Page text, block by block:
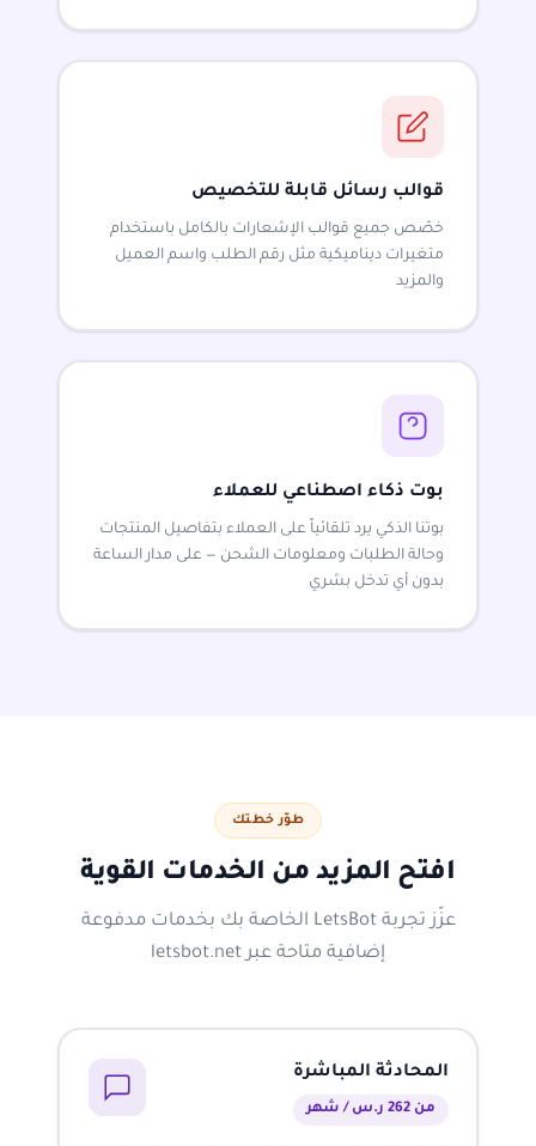
قوالب رسائل قابلة للتخصيص
خصّص جميع قوالب الإشعارات بالكامل باستخدام
متغيرات ديناميكية مثل رقم الطلب واسم العميل
والمزيد
بوت ذكاء اصطناعي للعملاء
بوتنا الذكي يرد تلقائياً على العملاء بتفاصيل المنتجات
وحالة الطلبات ومعلومات الشحن — على مدار الساعة
بدون أي تدخل بشري
طوّر خطتك
افتح المزيد من الخدمات القوية
عزّز تجربة LetsBot الخاصة بك بخدمات مدفوعة
إضافية متاحة عبر letsbot.net
المحادثة المباشرة
من 262 ر.س / شهر